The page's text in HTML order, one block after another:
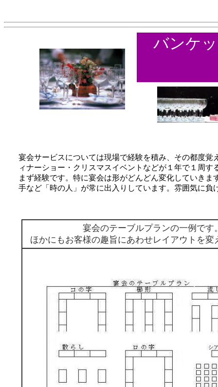
バンケ
宴会サービスについては現場で経験を積み、その都度
ィナーショー・クリスマスイベントなどが１年で１周
まず経験です。特に宴会は形がどんどん変化していき
手など「時の人」が常に出入りしています。雰囲気に負
宴会のテーブルプランの一例です
ほかにもお客様の趣旨にあわせレイアウトを変